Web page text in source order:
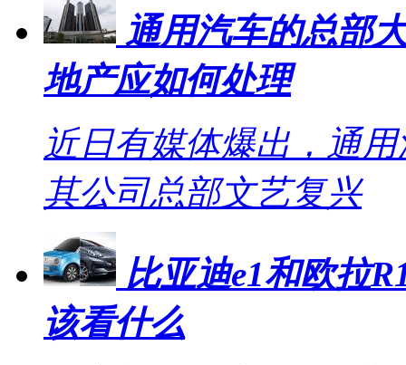
通用汽车的总部
地产应如何处理
近日有媒体爆出，通
其公司总部文艺复兴
比亚迪e1和欧拉
该看什么